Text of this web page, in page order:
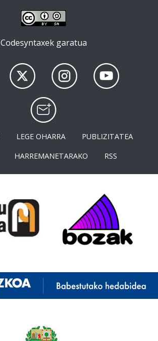
Codesyntaxek garatua
LEGE OHARRA
PUBLIZITATEA
HARREMANETARAKO RSS